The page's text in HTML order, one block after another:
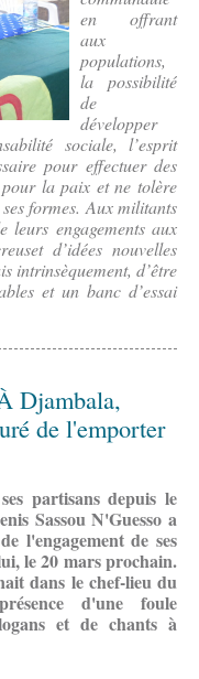
en offrant
aux
populations,
la possibilité
de
développer
sociale, l’esprit
pour effectuer des
la paix et ne tolère
formes. Aux militants
engagements aux
d’idées nouvelles
intrinsèquement, d’être
et un banc d’essai
Djambala,
de l'emporter
partisans depuis le
Sassou N'Guesso a
l'engagement de ses
le 20 mars prochain.
dans le chef-lieu du
d'une foule
et de chants à